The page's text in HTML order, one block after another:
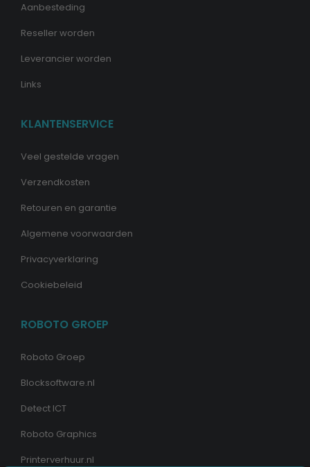
Aanbesteding
Reseller worden
Leverancier worden
Links
KLANTENSERVICE
Veel gestelde vragen
Verzendkosten
Retouren en garantie
Algemene voorwaarden
Privacyverklaring
Cookiebeleid
ROBOTO GROEP
Roboto Groep
Blocksoftware.nl
Detect ICT
Roboto Graphics
Printerverhuur.nl